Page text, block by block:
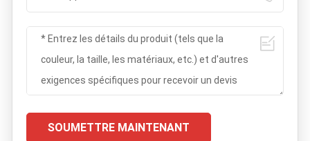
SOUMETTRE MAINTENANT